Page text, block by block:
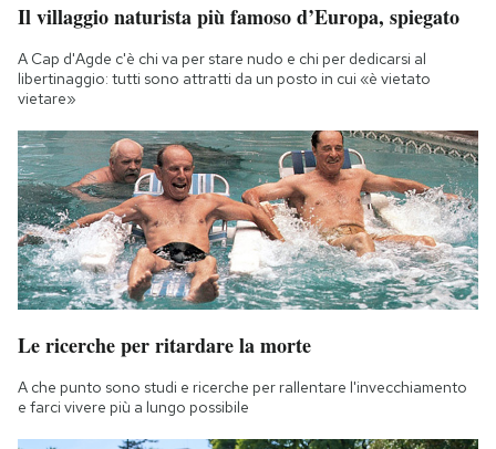
Il villaggio naturista più famoso d’Europa, spiegato
A Cap d'Agde c'è chi va per stare nudo e chi per dedicarsi al
libertinaggio: tutti sono attratti da un posto in cui «è vietato
vietare»
Le ricerche per ritardare la morte
A che punto sono studi e ricerche per rallentare l'invecchiamento
e farci vivere più a lungo possibile